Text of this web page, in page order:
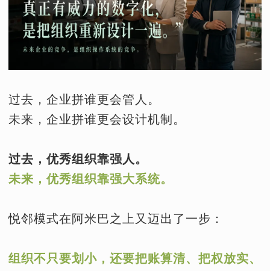
过去，企业拼谁更会管人。
未来，企业拼谁更会设计机制。
过去，优秀组织靠强人。
未来，优秀组织靠强大系统。
悦邻模式在阿米巴之上又迈出了一步：
组织不只要划小，还要把账算清、把权放实、